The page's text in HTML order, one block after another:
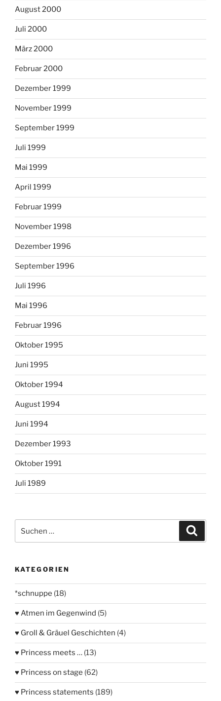
August 2000
Juli 2000
März 2000
Februar 2000
Dezember 1999
November 1999
September 1999
Juli 1999
Mai 1999
April 1999
Februar 1999
November 1998
Dezember 1996
September 1996
Juli 1996
Mai 1996
Februar 1996
Oktober 1995
Juni 1995
Oktober 1994
August 1994
Juni 1994
Dezember 1993
Oktober 1991
Juli 1989
nach:
KATEGORIEN
*schnuppe (18)
♥ Atmen im Gegenwind (5)
♥ Groll & Gräuel Geschichten (4)
♥ Princess meets … (13)
♥ Princess on stage (62)
♥ Princess statements (189)